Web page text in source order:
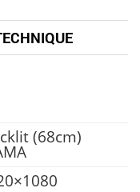
(68cm)